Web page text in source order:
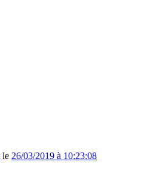
le 26/03/2019 à 10:23:08